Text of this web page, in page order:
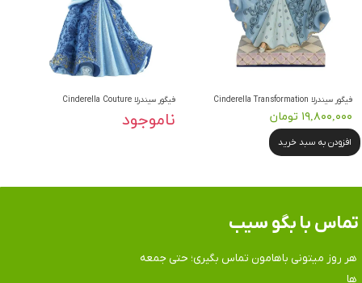
فیگور سیندرلا Cinderella Transformation
۱۹,۸۰۰,۰۰۰ تومان
افزودن به سبد خرید
فیگور سیندرلا Cinderella Couture
ناموجود
هر روز میتونی باهامون تماس بگیری؛ حتی جمعه
ها
تماس​​​​​​​ با بگو سیب